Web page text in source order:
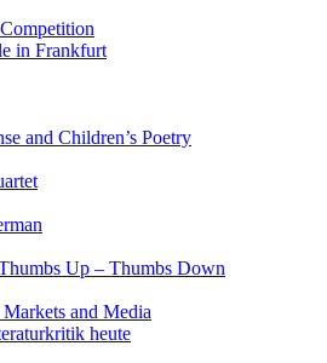
in Frankfurt
and Children’s Poetry
Up – Thumbs Down
and Media
heute